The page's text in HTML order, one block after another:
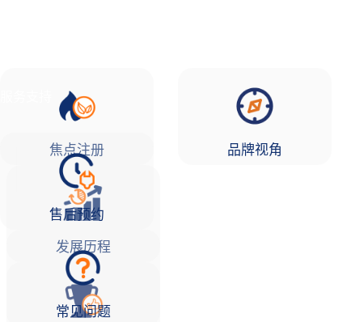
售后预约
常见问题
焦点注册
发展历程
品牌视角